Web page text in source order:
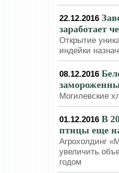
22.12.2016
заработает
Открытие
индейки
08.12.2016
Могилевские
01.12.2016 В
птицы еще
Агрохолдинг
увеличить
годом